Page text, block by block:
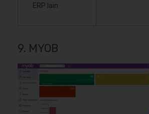
ERP lain
9. MYOB